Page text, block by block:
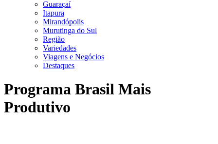
Guaraçaí
Itapura
Mirandópolis
Murutinga do Sul
Região
Variedades
Viagens e Negócios
Destaques
Programa Brasil Mais
Produtivo